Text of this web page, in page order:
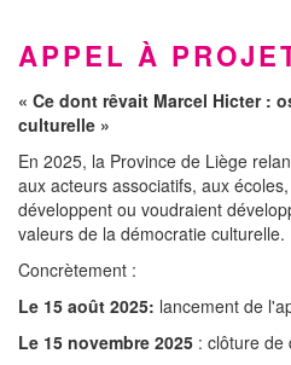
APPEL À
« Ce dont rêvait Marcel Hicter :
culturelle »
En 2025, la Province de Liège
aux acteurs associatifs, aux
développent ou voudraient
valeurs de la démocratie culturelle.
Concrètement :
Le 15 août 2025: lancement de
Le 15 novembre 2025 : clôture de